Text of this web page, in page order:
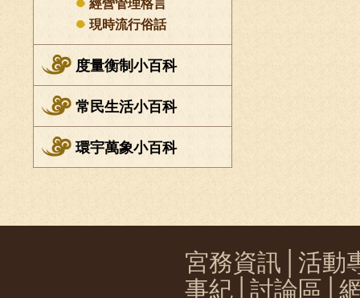
經營管理格言
現時流行俗話
度量衡制小百科
常民生活小百科
環宇萬象小百科
宮務資訊
活動
事紀
討論區